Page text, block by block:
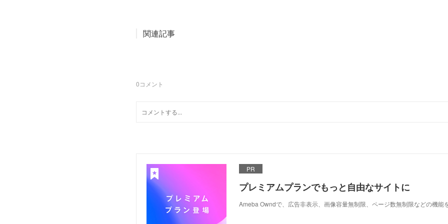
関連記事
0コメント
PR
プレミアムプランでもっと自由なサイトに
Ameba Owndで、広告非表示、画像容量無制限、ページ数無制限などの機能